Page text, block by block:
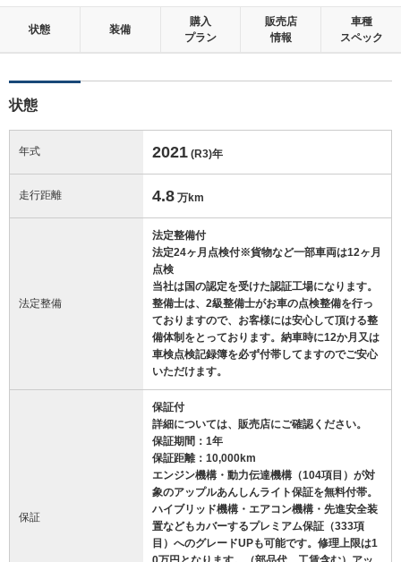
状態 装備
購入
プラン
販売店
情報
車種
スペック
状態
年式 2021 (R3)年
走行距離 4.8 万km
法定整備
法定整備付
法定24ヶ月点検付※貨物など一部車両は12ヶ月
点検
当社は国の認定を受けた認証工場になります。
整備士は、2級整備士がお車の点検整備を行っ
ておりますので、お客様には安心して頂ける整
備体制をとっております。納車時に12か月又は
車検点検記録簿を必ず付帯してますのでご安心
いただけます。
保証
保証付
詳細については、販売店にご確認ください。
保証期間：1年
保証距離：10,000km
エンジン機構・動力伝達機構（104項目）が対
象のアップルあんしんライト保証を無料付帯。
ハイブリッド機構・エアコン機構・先進安全装
置などもカバーするプレミアム保証（333項
目）へのグレードUPも可能です。修理上限は1